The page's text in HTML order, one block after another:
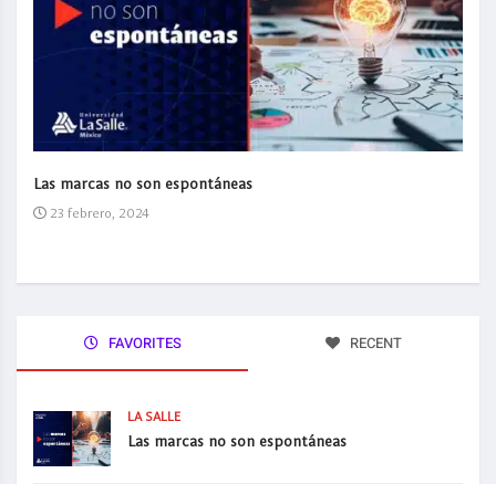
Las marcas no son espontáneas
23 febrero, 2024
FAVORITES RECENT
LA SALLE
Las marcas no son espontáneas